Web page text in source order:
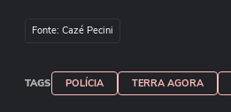
Fonte: Cazé Pecini
TAGS POLÍCIA TERRA AGORA